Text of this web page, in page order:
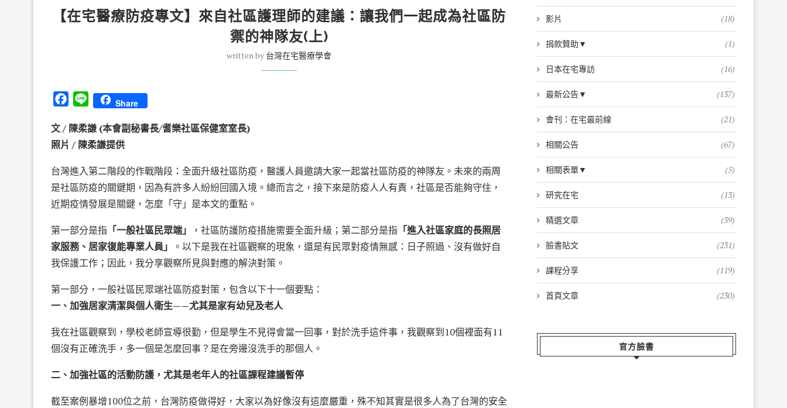
【在宅醫療防疫專文】來自社區護理師的建議：讓我們一起成為社區防
禦的神隊友(上)
written by 台灣在宅醫療學會
Facebook
Line Share
文 / 陳柔謙 (本會副秘書長/耆樂社區保健室室長)
照片 / 陳柔謙提供
台灣進入第二階段的作戰階段：全面升級社區防疫，醫護人員邀請大家一起當社區防疫的神隊友。未來的兩周
是社區防疫的關鍵期，因為有許多人紛紛回國入境。總而言之，接下來是防疫人人有責，社區是否能夠守住，
近期疫情發展是關鍵，怎麼「守」是本文的重點。
第一部分是指 「一般社區民眾端」 ，社區防護防疫措施需要全面升級；第二部分是指 「進入社區家庭的長照居
家服務、居家復能專業人員」
。以下是我在社區觀察的現象，還是有民眾對疫情無感：日子照過、沒有做好自
我保護工作；因此，我分享觀察所見與對應的解決對策。
第一部分，一般社區民眾端社區防疫對策，包含以下十一個要點：
一、加強居家清潔與個人衛生——尤其是家有幼兒及老人
我在社區觀察到，學校老師宣導很勤，但是學生不見得會當一回事，對於洗手這件事，我觀察到10個裡面有11
個沒有正確洗手，多一個是怎麼回事？是在旁邊沒洗手的那個人。
二、加強社區的活動防護，尤其是老年人的社區課程建議暫停
截至案例暴增100位之前，台灣防疫做得好，大家以為好像沒有這麼嚴重，殊不知其實是很多人為了台灣的安全
影片 (18)
捐款贊助▼ (1)
日本在宅專訪 (16)
最新公告▼ (137)
會刊：在宅最前線 (21)
相關公告 (67)
相關表單▼ (5)
研究在宅 (13)
精選文章 (39)
臉書貼文 (231)
課程分享 (119)
首頁文章 (230)
官方臉書